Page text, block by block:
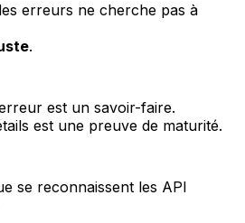
erreurs ne cherche pas à
.
est un savoir-faire.
est une preuve de maturité.
se reconnaissent les API